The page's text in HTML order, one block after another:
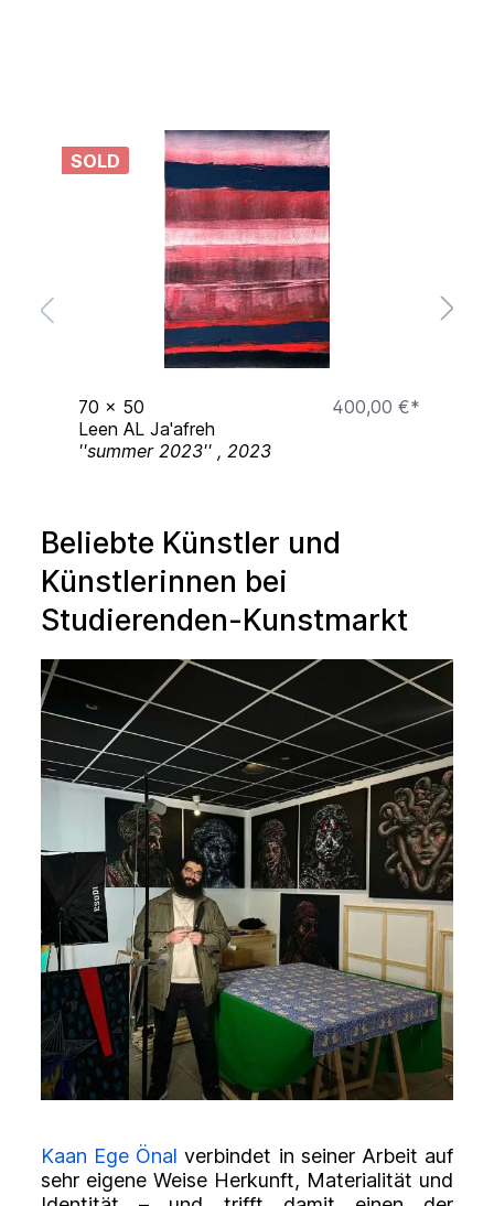
SOLD
70 x 50
400,00 €*
Leen AL Ja'afreh
''summer 2023'' , 2023
Beliebte Künstler und
Künstlerinnen bei
Studierenden-Kunstmarkt
Kaan Ege Önal verbindet in seiner Arbeit auf
sehr eigene Weise Herkunft, Materialität und